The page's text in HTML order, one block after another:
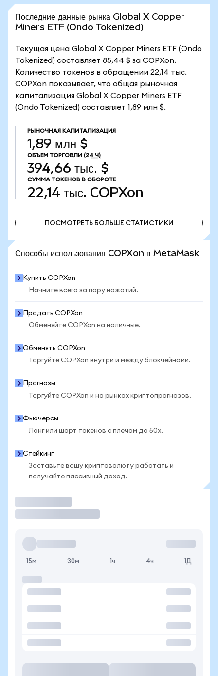
Последние данные рынка Global X Copper
Miners ETF (Ondo Tokenized)
Текущая цена Global X Copper Miners ETF (Ondo
Tokenized) составляет 85,44 $ за COPXon.
Количество токенов в обращении 22,14 тыс.
COPXon показывает, что общая рыночная
капитализация Global X Copper Miners ETF
(Ondo Tokenized) составляет 1,89 млн $.
РЫНОЧНАЯ КАПИТАЛИЗАЦИЯ
1,89 млн $
ОБЪЕМ ТОРГОВЛИ (24 Ч)
394,66 тыс. $
СУММА ТОКЕНОВ В ОБОРОТЕ
22,14 тыс. COPXon
ПОСМОТРЕТЬ БОЛЬШЕ СТАТИСТИКИ
Способы использования COPXon в MetaMask
Купить COPXon
Начните всего за пару нажатий.
Продать COPXon
Обменяйте COPXon на наличные.
Обменять COPXon
Торгуйте COPXon внутри и между блокчейнами.
Прогнозы
Торгуйте COPXon и на рынках криптопрогнозов.
Фьючерсы
Лонг или шорт токенов с плечом до 50x.
Стейкинг
Заставьте вашу криптовалюту работать и
получайте пассивный доход.
15м 30м 1ч 4ч 1Д